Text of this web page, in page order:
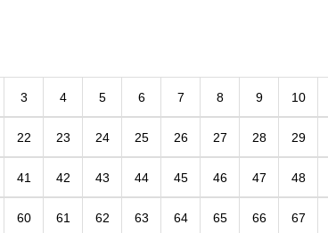
3 4 5 6 7 8 9 10
22 23 24 25 26 27 28 29
41 42 43 44 45 46 47 48
60 61 62 63 64 65 66 67